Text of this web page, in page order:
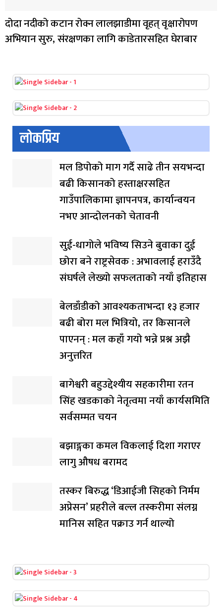
दोदा नदीको कटान रोक्न लालझाडीमा वृहत् वृक्षारोपण
अभियान सुरु, संरक्षणका लागि काडेतारसहित घेराबार
लोकप्रिय
मल डिपोको माग गर्दै साढे तीन सयभन्दा
बढी किसानको हस्ताक्षरसहित
गाउँपालिकामा ज्ञापनपत्र, कार्यान्वयन
नभए आन्दोलनको चेतावनी
सुई-धागोले भविष्य सिउने बुवाका दुई
छोरा बने राष्ट्रसेवक : अभावलाई हराउँदै
संघर्षले लेख्यो सफलताको नयाँ इतिहास
बेलडाँडीको आवश्यकताभन्दा १३ हजार
बढी बोरा मल भित्रियो, तर किसानले
पाएनन् : मल कहाँ गयो भन्ने प्रश्न अझै
अनुत्तरित
बागेश्वरी बहुउद्देश्यीय सहकारीमा रतन
सिंह खडकाको नेतृत्वमा नयाँ कार्यसमिति
सर्वसम्मत चयन
बझाङ्गका कमल विकलाई दिशा गराएर
लागु औषध बरामद
तस्कर बिरुद्ध ‘डिआईजी सिहको निर्मम
अप्रेसन’ प्रहरीले बल्ल तस्करीमा संलग्न
मानिस सहित पक्राउ गर्न थाल्यो